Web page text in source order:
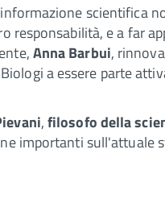
scientifica
responsabilità, e a far
Anna Barbui,
a essere parte
,filosofo della
importanti